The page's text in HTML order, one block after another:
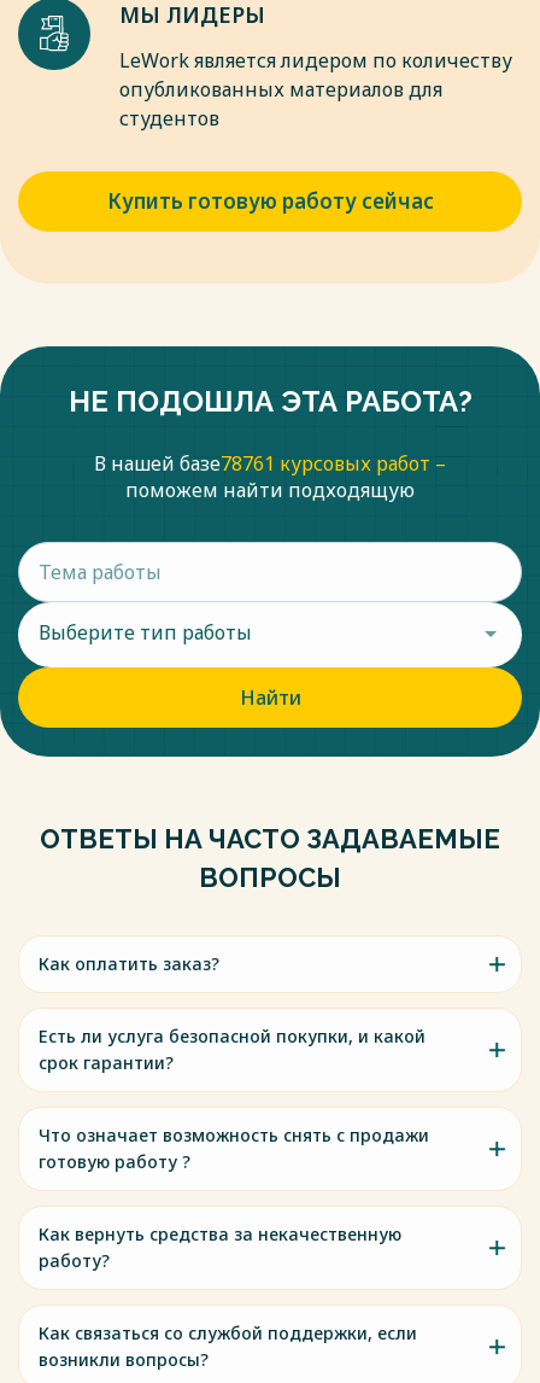
обращения:). Арнхейм Р. Искусство и визуальное
восприятие / Р. Арнхейм; под общ. ред. и вступ. ст. В. П.
Шестакова. — М., 1974.
10. Блонский П. П. Избранные педагогические произведения
/ П. П. Блонский.
хрестоматия / сост. И. В. Дубровина, А. М. Прихожан, В. В.
Зацепин. — М., 1998.
МЫ ЛИДЕРЫ
LeWork является лидером по количеству
опубликованных материалов для
студентов
Купить готовую работу сейчас
НЕ ПОДОШЛА ЭТА РАБОТА?
В нашей базе78761 курсовых работ –
поможем найти подходящую
Выберите тип работы
Найти
ОТВЕТЫ НА ЧАСТО ЗАДАВАЕМЫЕ
ВОПРОСЫ
Как оплатить заказ?
Есть ли услуга безопасной покупки, и какой
срок гарантии?
Что означает возможность снять с продажи
готовую работу ?
Как вернуть средства за некачественную
работу?
Как связаться со службой поддержки, если
возникли вопросы?